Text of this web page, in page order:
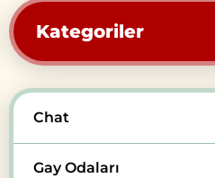
Kategoriler
Chat
Gay Odaları